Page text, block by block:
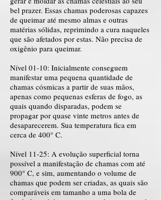
bel prazer. Essas chamas poderosas capazes
de queimar até mesmo almas e outras
matérias sólidas, reprimindo a cura naqueles
que são afetados por estas. Não precisa de
oxigênio para queimar.
Nível 01-10: Inicialmente conseguem
manifestar uma pequena quantidade de
chamas cósmicas a partir de suas mãos,
apenas como pequenas esferas de fogo, as
quais quando disparadas, podem se
propagar por quase vinte metros antes de
desaparecerem. Sua temperatura fica em
cerca de 400° C.
Nível 11-25: A evolução superficial torna
possível a manifestação de chamas com até
900° C, e sim, aumentando o volume de
chamas que podem ser criadas, as quais são
comparáveis em tamanho a uma bola de